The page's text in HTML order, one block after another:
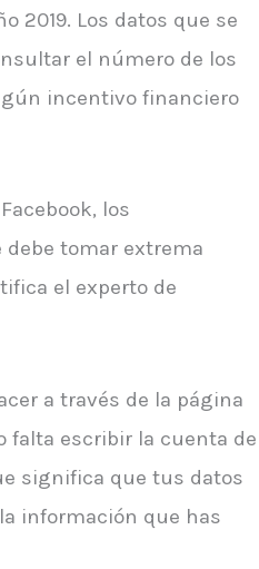
2019. Los datos que se
el número de los
incentivo financiero
los
tomar extrema
el experto de
a través de la página
falta escribir la cuenta de
significa que tus datos
información que has